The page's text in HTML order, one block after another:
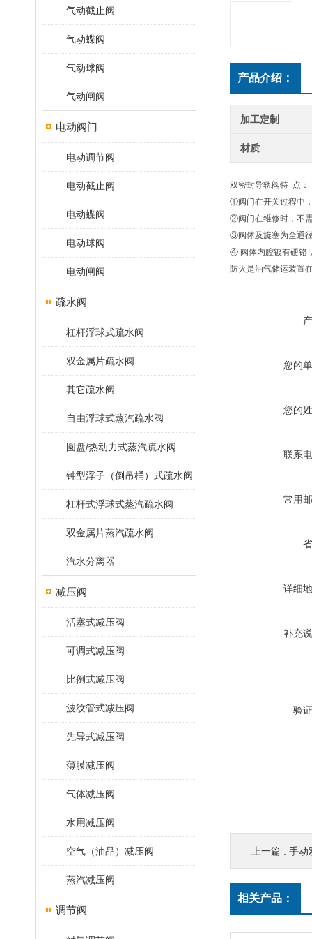
气动截止阀
气动蝶阀
气动球阀
气动闸阀
电动阀门
电动调节阀
电动截止阀
电动蝶阀
电动球阀
电动闸阀
疏水阀
杠杆浮球式疏水阀
双金属片疏水阀
其它疏水阀
自由浮球式蒸汽疏水阀
圆盘/热动力式蒸汽疏水阀
钟型浮子（倒吊桶）式疏水阀
杠杆式浮球式蒸汽疏水阀
双金属片蒸汽疏水阀
汽水分离器
减压阀
活塞式减压阀
可调式减压阀
比例式减压阀
波纹管式减压阀
先导式减压阀
薄膜减压阀
气体减压阀
水用减压阀
空气（油品）减压阀
蒸汽减压阀
调节阀
产品介绍：
加工定制
材质
双密封导轨阀特 点：
①阀门在开关过程中
②阀门在维修时，不
③阀体及旋塞为全通
④ 阀体内腔镀有硬铬
防火是油气储运装置
您的
您的
联系
常用
详细
补充
验
上一篇 : 手动
相关产品：